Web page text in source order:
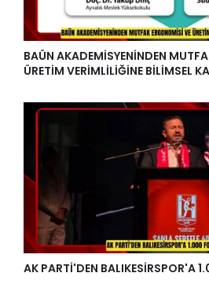
BAÜN AKADEMİSYENİNDEN
ÜRETİM VERİMLİLİĞİNE BİLİMSEL
AK PARTİ'DEN BALIKESİRSPOR'A